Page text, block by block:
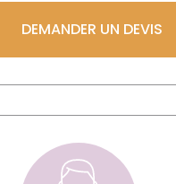
DEMANDER UN DEVIS